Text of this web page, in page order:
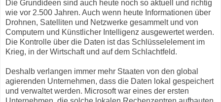
Die Grundideen sind auch heute noch so aktuell und richtig
wie vor 2.500 Jahren. Auch wenn heute Informationen über
Drohnen, Satelliten und Netzwerke gesammelt und von
Computern und Künstlicher Intelligenz ausgewertet werden.
Die Kontrolle über die Daten ist das Schlüsselelement im
Krieg, in der Wirtschaft und auf dem Schlachtfeld.
Deshalb verlangen immer mehr Staaten von den global
agierenden Unternehmen, dass die Daten lokal gespeichert
und verwaltet werden. Microsoft war eines der ersten